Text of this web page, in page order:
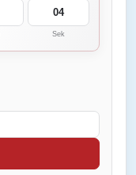
04
Sek